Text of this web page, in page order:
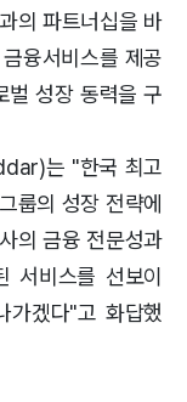
의 파트너십을 바
융서비스를 제공
벌 성장 동력을 구
는 "한국 최고
룹의 성장 전략에
의 금융 전문성과
서비스를 선보이
겠다"고 화답했